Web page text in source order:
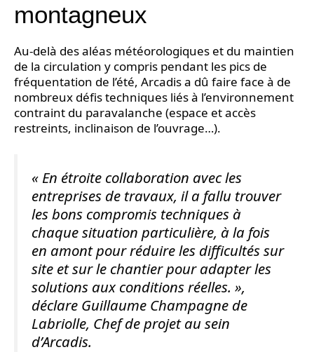
montagneux
Au-delà des aléas météorologiques et du maintien
de la circulation y compris pendant les pics de
fréquentation de l’été, Arcadis a dû faire face à de
nombreux défis techniques liés à l’environnement
contraint du paravalanche (espace et accès
restreints, inclinaison de l’ouvrage…).
« En étroite collaboration avec les
entreprises de travaux, il a fallu trouver
les bons compromis techniques à
chaque situation particulière, à la fois
en amont pour réduire les difficultés sur
site et sur le chantier pour adapter les
solutions aux conditions réelles. »,
déclare Guillaume Champagne de
Labriolle, Chef de projet au sein
d’Arcadis.